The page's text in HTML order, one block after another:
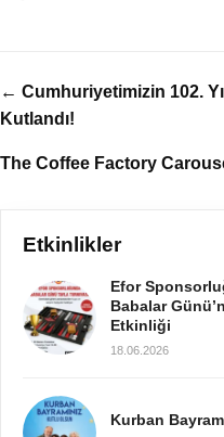
← Cumhuriyetimizin 102.
Kutlandı!
The Coffee Factory
Etkinlikler
Efor
Babalar
Etkinliği
18.06.2026
Kurban